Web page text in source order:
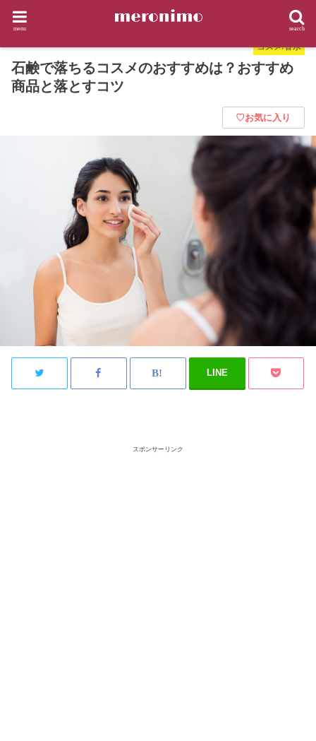
search
menu
HOME 石鹸で落ちるコスメのおすすめは？おすすめ商品と落とすコツ
コスメ/香水
石鹸で落ちるコスメのおすすめは？おすすめ
商品と落とすコツ
♡お気に入り
LINE
スポンサーリンク